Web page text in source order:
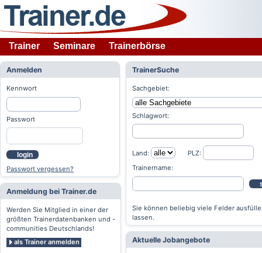
Trainer Seminare Trainerbörse
Anmelden
Kennwort
Passwort
login
Passwort vergessen?
Anmeldung bei Trainer.de
Werden Sie Mitglied in einer der
größten Trainerdatenbanken und -
communities Deutschlands!
als Trainer anmelden
TrainerSuche
Sachgebiet:
Schlagwort:
Land:
PLZ:
Trainername:
Sie können beliebig viele Felder
lassen.
Aktuelle Jobangebote